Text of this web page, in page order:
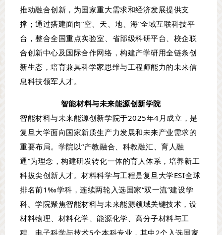
推动融合创新，为国家重大需求和经济发展提供支
撑；通过搭建面向“空、天、地、海”全域互联科技平
台，整合全国重点实验室、省部级科研平台、校企联
合创新中心及国际合作网络，构建产学研用全链条创
新生态，培育兼具科学家思维与工程师能力的未来信
息科技领军人才。
智能材料与未来能源创新学院
智能材料与未来能源创新学院于2025年4月成立，是
复旦大学面向国家新质生产力发展和未来产业需求的
重要布局。学院以“产教融合、科教融汇、育人融
通”为理念，构建研发转化一体的育人体系，培养新工
科拔尖创新人才。材料科学与工程是复旦大学ESI全球
排名前1‰学科，连续两轮入选国家“双一流”建设学
科。学院聚焦智能材料与未来能源领域关键技术，设
材料物理、材料化学、能源化学、高分子材料与工
程、电子科学与技术5个本科专业，其中2个入选国家